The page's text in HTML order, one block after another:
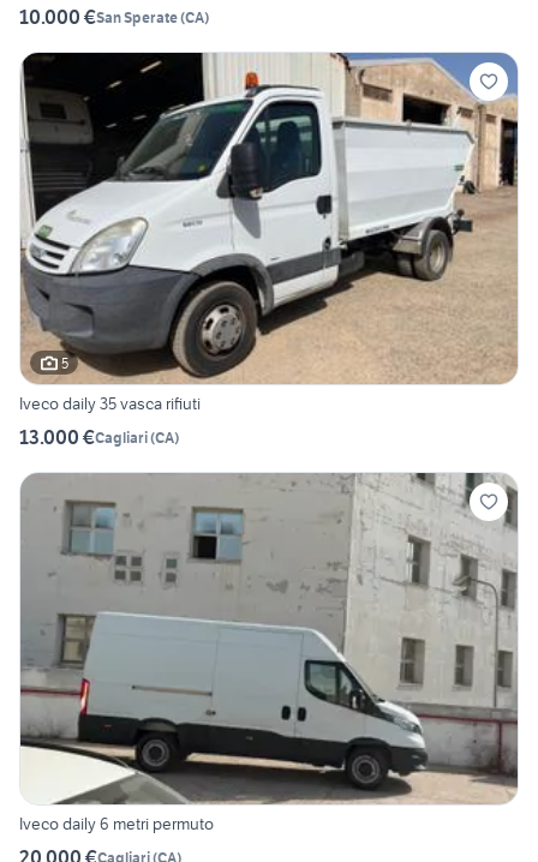
10.000 €San Sperate(CA)
5
Iveco daily 35 vasca rifiuti
13.000 €Cagliari(CA)
Iveco daily 6 metri permuto
Cagliari(CA)